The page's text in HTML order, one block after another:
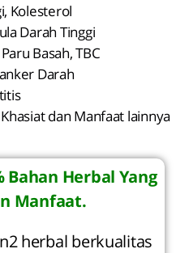
Kolesterol
Darah Tinggi
Basah, TBC
Darah
dan Manfaat lainnya
Bahan Herbal Yang
Manfaat.
herbal berkualitas